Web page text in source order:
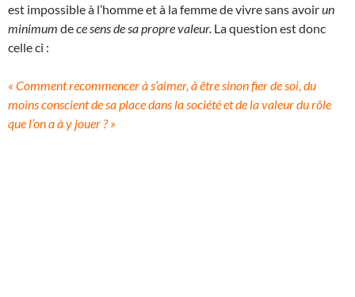
est impossible à l’homme et à la femme de vivre sans avoirun
minimum dece sens de sa propre valeur. La question est donc
celle ci :
« Comment recommencer à s’aimer, à être sinon fier de soi, du
moins conscient de sa place dans la société et de la valeur du rôle
que l’on a à y jouer ? »